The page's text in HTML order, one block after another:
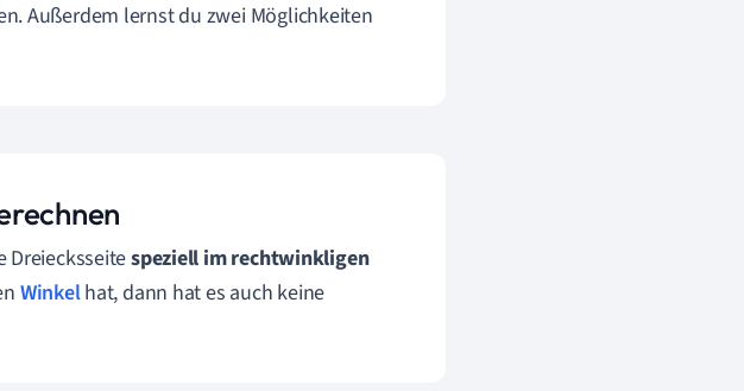
Außerdem lernst du zwei Möglichkeiten
Dreiecksseitespeziell im rechtwinkligen
Winkelhat, dann hat es auch keine